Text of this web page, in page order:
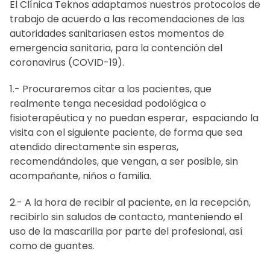
El Clínica Teknos adaptamos nuestros protocolos de
trabajo de acuerdo a las recomendaciones de las
autoridades sanitariasen estos momentos de
emergencia sanitaria, para la contención del
coronavirus (COVID-19).
1.- Procuraremos citar a los pacientes, que
realmente tenga necesidad podológica o
fisioterapéutica y no puedan esperar, espaciando la
visita con el siguiente paciente, de forma que sea
atendido directamente sin esperas,
recomendándoles, que vengan, a ser posible, sin
acompañante, niños o familia.
2.- A la hora de recibir al paciente, en la recepción,
recibirlo sin saludos de contacto, manteniendo el
uso de la mascarilla por parte del profesional, así
como de guantes.